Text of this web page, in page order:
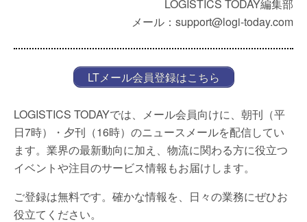
LOGISTICS TODAY編集部
メール：support@logi-today.com
LTメール会員登録はこちら
LOGISTICS TODAYでは、メール会員向けに、朝刊（平
日7時）・夕刊（16時）のニュースメールを配信してい
ます。業界の最新動向に加え、物流に関わる方に役立つ
イベントや注目のサービス情報もお届けします。
ご登録は無料です。確かな情報を、日々の業務にぜひお
役立てください。